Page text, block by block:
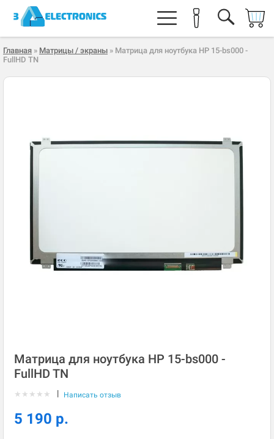
Главная » Матрицы / экраны » Матрица для ноутбука HP 15-bs000 -
FullHD TN
Матрица для ноутбука HP 15-bs000 -
FullHD TN
★ ★ ★ ★ ★ | Написать отзыв
5 190 р.